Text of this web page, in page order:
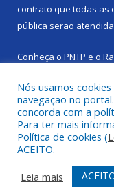
contrato que todas as
pública serão
Conheça o PNTP e o
Todos os direitos
Mapa do Site
Nós usamos
navegação no
concorda com a
Para ter mais
Política de cookies (
ACEITO.
Leia mais